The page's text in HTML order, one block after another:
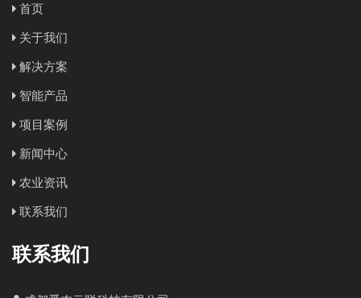
首页
关于我们
解决方案
智能产品
项目案例
新闻中心
农业资讯
联系我们
联系我们